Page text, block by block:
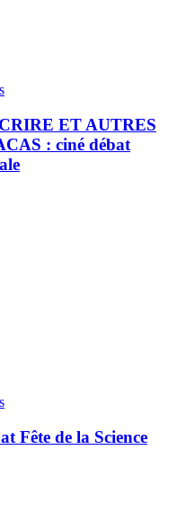
ET AUTRES
: ciné débat
Fête de la Science